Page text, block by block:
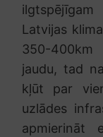
Latvijas
350-
jaudu, tad
kļūt par
uzlādes
apmierināt